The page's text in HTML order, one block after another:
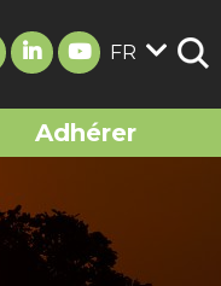
FR
Adhérer